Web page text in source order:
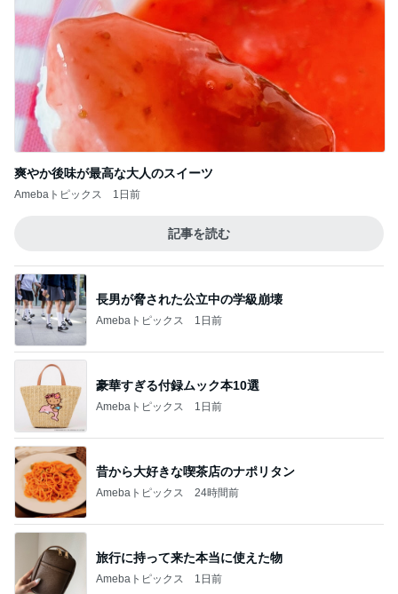
爽やか後味が最高な大人のスイーツ
Amebaトピックス 1日前
記事を読む
長男が脅された公立中の学級崩壊
Amebaトピックス 1日前
豪華すぎる付録ムック本10選
Amebaトピックス 1日前
昔から大好きな喫茶店のナポリタン
Amebaトピックス 24時間前
旅行に持って来た本当に使えた物
Amebaトピックス 1日前